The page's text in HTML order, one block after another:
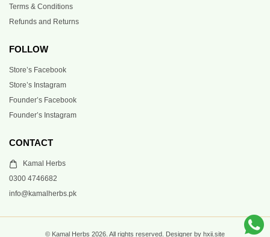
Terms & Conditions
Refunds and Returns
FOLLOW
Store’s Facebook
Store’s Instagram
Founder’s Facebook
Founder’s Instagram
CONTACT
Kamal Herbs
0300 4746682
info@kamalherbs.pk
© Kamal Herbs 2026. All rights reserved. Designer by hxii.site